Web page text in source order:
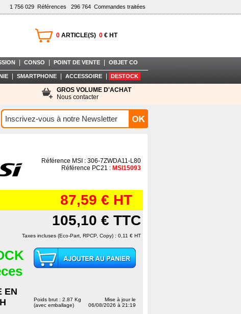
1 756 029 Références 296 764 Commandes traitées
0 ARTICLE(S) 0 € HT
CONSO POINT DE VENTE OBJET CO
SMARTPHONE ACCESSOIRE DESTOCK
GROS VOLUME D'ACHAT
Nous contacter
Référence MSI : 306-7ZWDA11-L80
Référence PC21 : MSI15093
87,59 € HT
105,10 € TTC
Taxes incluses (Eco-Part, RPCP, Copy) : 0,11 € HT
EN
Poids brut : 2.87 Kg
(avec emballage)
Mise à jour le
06/08/2026 à 21:19